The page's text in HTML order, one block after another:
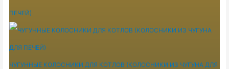
ПЕЧЕЙ)
ЧУГУННЫЕ КОЛОСНИКИ ДЛЯ КОТЛОВ (КОЛОСНИКИ ИЗ ЧУГУНА ДЛЯ